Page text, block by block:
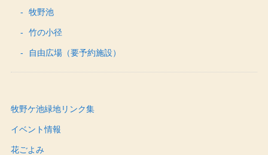
牧野池
竹の小径
自由広場（要予約施設）
牧野ケ池緑地リンク集
イベント情報
花ごよみ